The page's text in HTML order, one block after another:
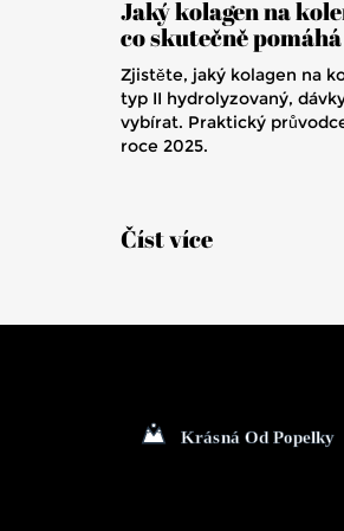
Jaký kolagen na
co skutečně pomáhá
Zjistěte, jaký kolagen na
typ II hydrolyzovaný,
vybírat. Praktický
roce 2025.
Číst více